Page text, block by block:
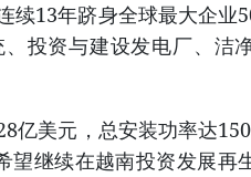
续13年跻身全球最大企业
投资与建设发电厂、洁
亿美元，总安装功率达
继续在越南投资发展再